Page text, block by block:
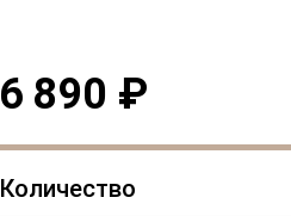
6 890 ₽
Количество